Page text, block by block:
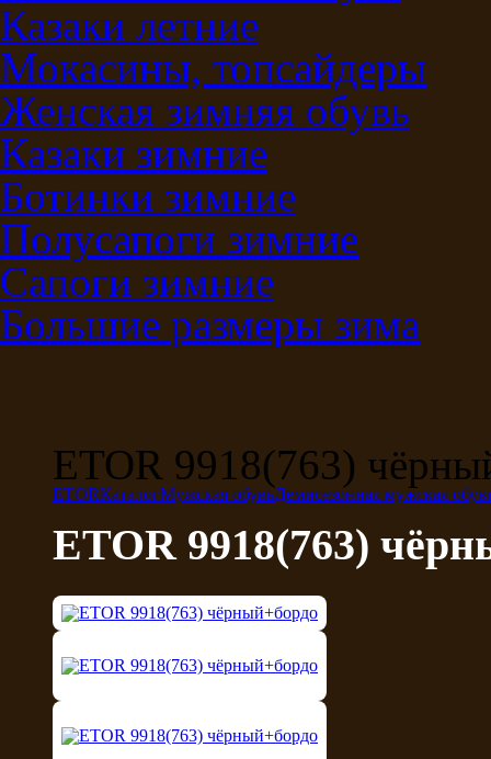
Казаки летние
Мокасины, топсайдеры
Женская зимняя обувь
Казаки зимние
Ботинки зимние
Полусапоги зимние
Сапоги зимние
Большие размеры зима
ETOR 9918(763)
ETORКаталогМужская обувьДемисезонная мужская
ETOR 9918(763)